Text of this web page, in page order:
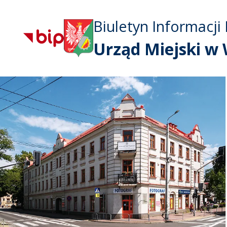
Biuletyn Informacji
Urząd Miejski w